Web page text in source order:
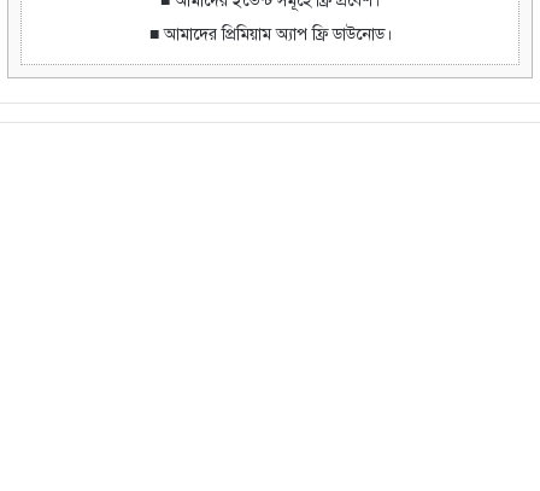
■ আমাদের প্রিমিয়াম অ্যাপ ফ্রি ডাউনোড।